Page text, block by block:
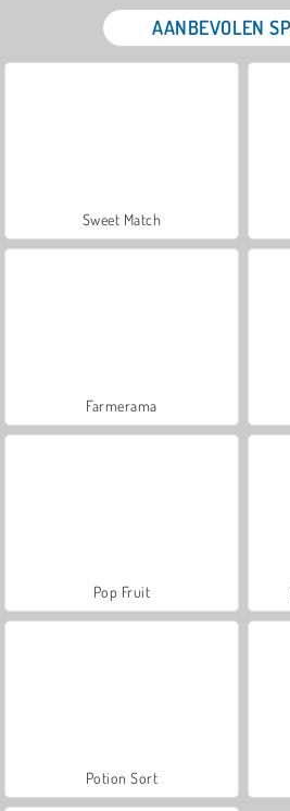
AANBEVOLEN
Sweet Match
Farmerama
Pop Fruit
Potion Sort